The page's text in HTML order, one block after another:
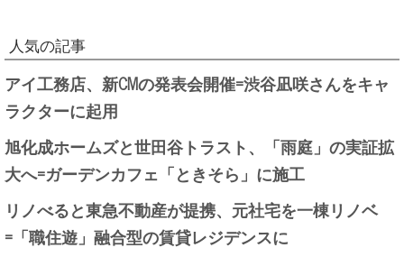
人気の記事
アイ工務店、新CMの発表会開催=渋谷凪咲さんをキャ
ラクターに起用
旭化成ホームズと世田谷トラスト、「雨庭」の実証拡
大へ=ガーデンカフェ「ときそら」に施工
リノべると東急不動産が提携、元社宅を一棟リノベ
=「職住遊」融合型の賃貸レジデンスに